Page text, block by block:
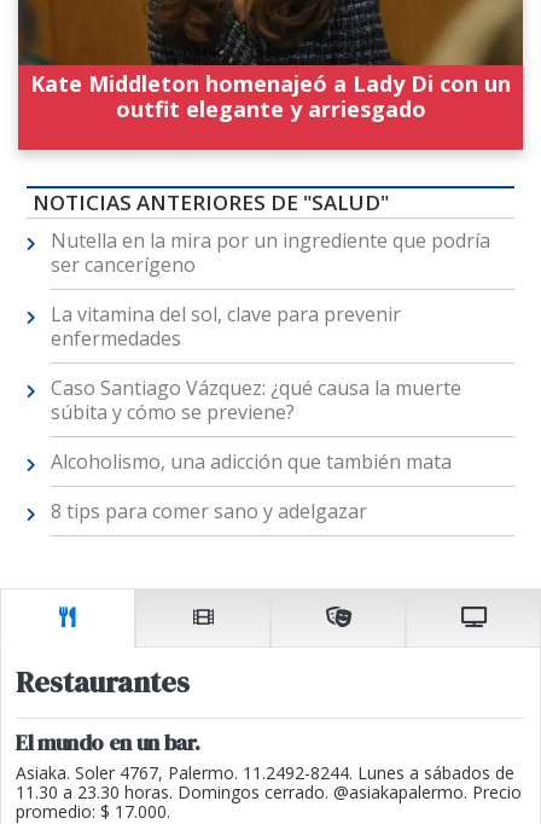
Kate Middleton homenajeó a Lady Di con un
outfit elegante y arriesgado
NOTICIAS ANTERIORES DE "SALUD"
Nutella en la mira por un ingrediente que podría
ser cancerígeno
La vitamina del sol, clave para prevenir
enfermedades
Caso Santiago Vázquez: ¿qué causa la muerte
súbita y cómo se previene?
Alcoholismo, una adicción que también mata
8 tips para comer sano y adelgazar
Restaurantes
El mundo en un bar.
Asiaka. Soler 4767, Palermo. 11.2492-8244. Lunes a sábados de
11.30 a 23.30 horas. Domingos cerrado. @asiakapalermo. Precio
promedio: $ 17.000.